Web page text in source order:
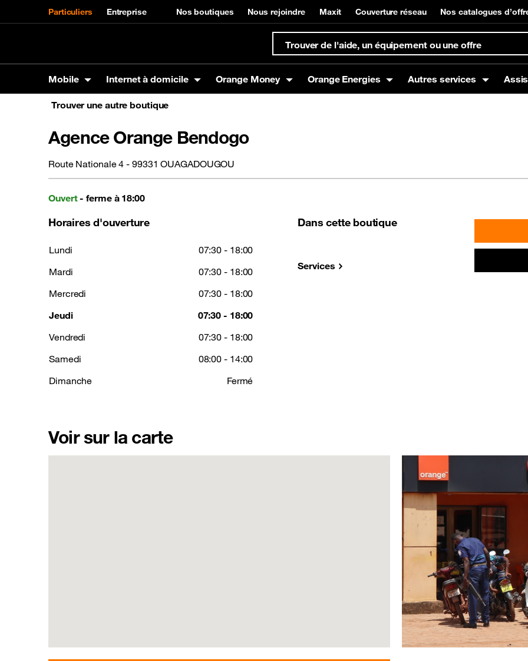
Particuliers Entreprise Nos boutiques Nous rejoindre Maxit Couverture réseau Nos catalogues
Mobile
Mobile
Produits
Téléphones
Tablettes
Accessoires
Marques
Samsung
Orange
Offres Data
Précommande SIM en ligne Assistance mobile
Internet à domicile
Internet à domicile
La Fibre Orange Panga Box
Orange Money
Orange Money
Carte VISA
Tarifs Carte visa
Tarifs
Orange Energies
Orange Energies
Offres Orange Energies
Autres services
Autres services
SVA Max it
Assistance
Mobile Internet à domicile
Trouver une autre boutique
Agence Orange Bendogo
Route Nationale 4 - 99331 OUAGADOUGOU
Ouvert- ferme à 18:00
Horaires d'ouverture
Lundi
07:30 - 18:00
Mardi
07:30 - 18:00
Mercredi
07:30 - 18:00
Jeudi
07:30 - 18:00
Vendredi
07:30 - 18:00
Samedi
08:00 - 14:00
Dimanche
Fermé
Dans cette boutique
Services
Voir sur la carte